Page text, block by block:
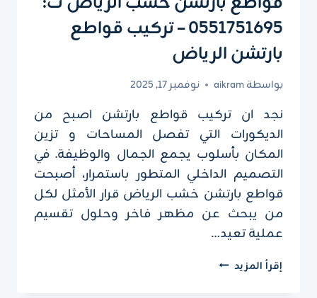
ديكور
بديل
الرخام
الرياض
0551751695 – تركيب قواطع
بارتشن الرياض
بواسطةaikram نوفمبر 17, 2025
نجد ان تركيب قواطع بارتشن اصبح من
الديكورات التي تفصل المساحات و تزين
المكان بأسلوب يجمع الجمال والوظيفة. في
التصميم الداخلي المتطور باستمرار، أصبحت
قواطع بارتشن خشب الرياض قرار الأمثل لكل
من يبحث عن مظهر فاخر وحلول تقسيم
عملية تعيد…
إقرأ المزيد قواطع